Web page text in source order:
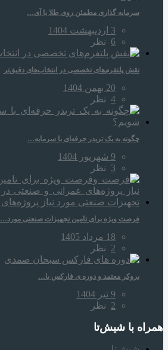
سرمایه‌ گذاری مطمئن روی طلا با آی…
3 اردیبهشت 1404
6 نظر
نقش پلتفرم‌های تخصصی در انتخاب‌های دقیق‌تر
20 بهمن 1404
4 نظر
چگونه به یک تریدر حرفه‌ای با سرمایه…
9 شهریور 1404
3 نظر
فرصت ویژه برای تامین تجهیزات صنعتی مورد…
18 مرداد 1405
2 نظر
بروکر معتمد و دوره‌ ی فارکس با…
9 تیر 1404
2 نظر
همراه‌ با شیش‌تا